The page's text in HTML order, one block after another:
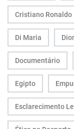
Cristiano Ronaldo
Di Maria
Documentário
Egipto
Esclarecimento